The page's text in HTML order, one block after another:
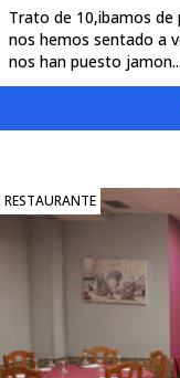
Trato de 10,ibamos de
nos hemos sentado a
nos han puesto jamon...
RESTAURANTE